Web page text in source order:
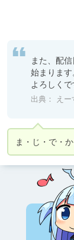
また、配
始まります
よろしくで
出典： え
ま・じ・で・